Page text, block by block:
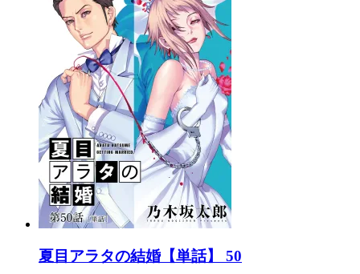
夏目アラタの結婚【単話】 50